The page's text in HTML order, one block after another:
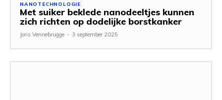
NANOTECHNOLOGIE
Met suiker beklede nanodeeltjes kunnen
zich richten op dodelijke borstkanker
Joris Vennebrugge - 3 september 2025